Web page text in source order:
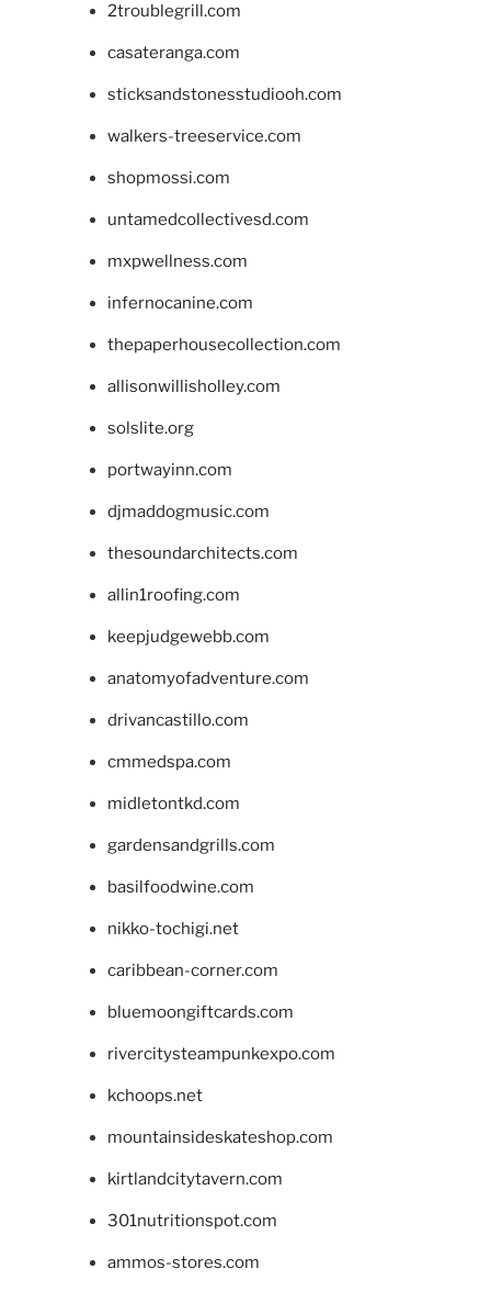
2troublegrill.com
casateranga.com
sticksandstonesstudiooh.com
walkers-treeservice.com
shopmossi.com
untamedcollectivesd.com
mxpwellness.com
infernocanine.com
thepaperhousecollection.com
allisonwillisholley.com
solslite.org
portwayinn.com
djmaddogmusic.com
thesoundarchitects.com
allin1roofing.com
keepjudgewebb.com
anatomyofadventure.com
drivancastillo.com
cmmedspa.com
midletontkd.com
gardensandgrills.com
basilfoodwine.com
nikko-tochigi.net
caribbean-corner.com
bluemoongiftcards.com
rivercitysteampunkexpo.com
kchoops.net
mountainsideskateshop.com
kirtlandcitytavern.com
301nutritionspot.com
ammos-stores.com